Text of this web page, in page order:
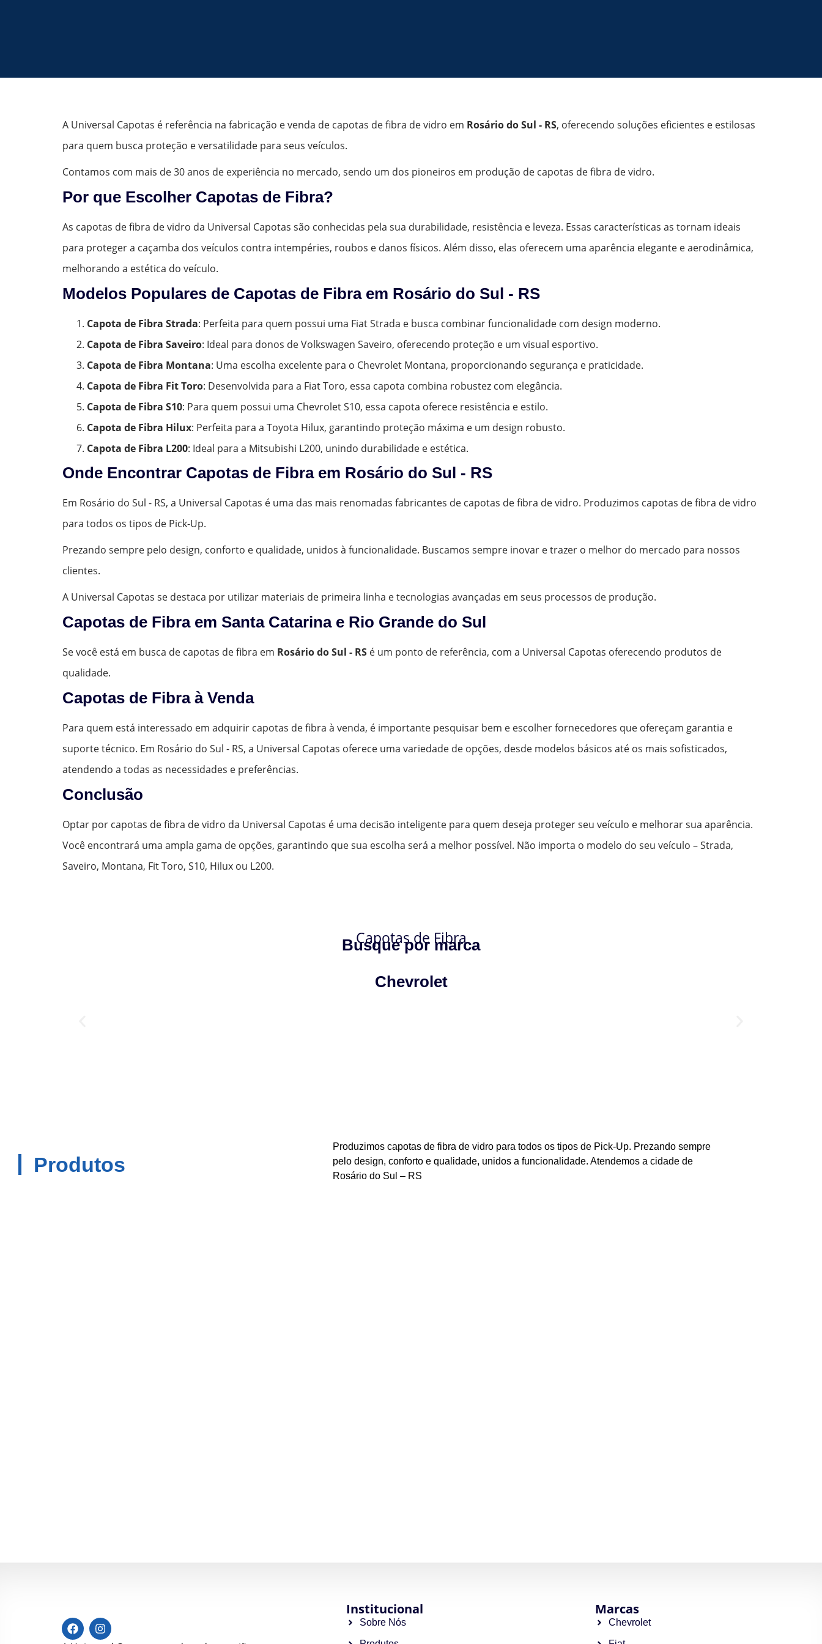
A Universal Capotas é referência na fabricação e venda de capotas de fibra de vidro em Rosário do Sul - RS, oferecendo soluções eficientes e estilosas
para quem busca proteção e versatilidade para seus veículos.
Contamos com mais de 30 anos de experiência no mercado, sendo um dos pioneiros em produção de capotas de fibra de vidro.
Por que Escolher Capotas de Fibra?
As capotas de fibra de vidro da Universal Capotas são conhecidas pela sua durabilidade, resistência e leveza. Essas características as tornam ideais
para proteger a caçamba dos veículos contra intempéries, roubos e danos físicos. Além disso, elas oferecem uma aparência elegante e aerodinâmica,
melhorando a estética do veículo.
Modelos Populares de Capotas de Fibra em Rosário do Sul - RS
Capota de Fibra Strada: Perfeita para quem possui uma Fiat Strada e busca combinar funcionalidade com design moderno.
Capota de Fibra Saveiro: Ideal para donos de Volkswagen Saveiro, oferecendo proteção e um visual esportivo.
Capota de Fibra Montana: Uma escolha excelente para o Chevrolet Montana, proporcionando segurança e praticidade.
Capota de Fibra Fit Toro: Desenvolvida para a Fiat Toro, essa capota combina robustez com elegância.
Capota de Fibra S10: Para quem possui uma Chevrolet S10, essa capota oferece resistência e estilo.
Capota de Fibra Hilux: Perfeita para a Toyota Hilux, garantindo proteção máxima e um design robusto.
Capota de Fibra L200: Ideal para a Mitsubishi L200, unindo durabilidade e estética.
Onde Encontrar Capotas de Fibra em Rosário do Sul - RS
Em Rosário do Sul - RS, a Universal Capotas é uma das mais renomadas fabricantes de capotas de fibra de vidro. Produzimos capotas de fibra de vidro
para todos os tipos de Pick-Up.
Prezando sempre pelo design, conforto e qualidade, unidos à funcionalidade. Buscamos sempre inovar e trazer o melhor do mercado para nossos
clientes.
A Universal Capotas se destaca por utilizar materiais de primeira linha e tecnologias avançadas em seus processos de produção.
Capotas de Fibra em Santa Catarina e Rio Grande do Sul
Se você está em busca de capotas de fibra em Rosário do Sul - RS é um ponto de referência, com a Universal Capotas oferecendo produtos de
qualidade.
Capotas de Fibra à Venda
Para quem está interessado em adquirir capotas de fibra à venda, é importante pesquisar bem e escolher fornecedores que ofereçam garantia e
suporte técnico. Em Rosário do Sul - RS, a Universal Capotas oferece uma variedade de opções, desde modelos básicos até os mais sofisticados,
atendendo a todas as necessidades e preferências.
Conclusão
Optar por capotas de fibra de vidro da Universal Capotas é uma decisão inteligente para quem deseja proteger seu veículo e melhorar sua aparência.
Você encontrará uma ampla gama de opções, garantindo que sua escolha será a melhor possível. Não importa o modelo do seu veículo – Strada,
Saveiro, Montana, Fit Toro, S10, Hilux ou L200.
Capotas de Fibra
Busque por marca
Chevrolet
Produtos
Produzimos capotas de fibra de vidro para todos os tipos de Pick-Up. Prezando sempre
pelo design, conforto e qualidade, unidos a funcionalidade. Atendemos a cidade de
Rosário do Sul – RS
Institucional
Sobre Nós
Marcas
Chevrolet